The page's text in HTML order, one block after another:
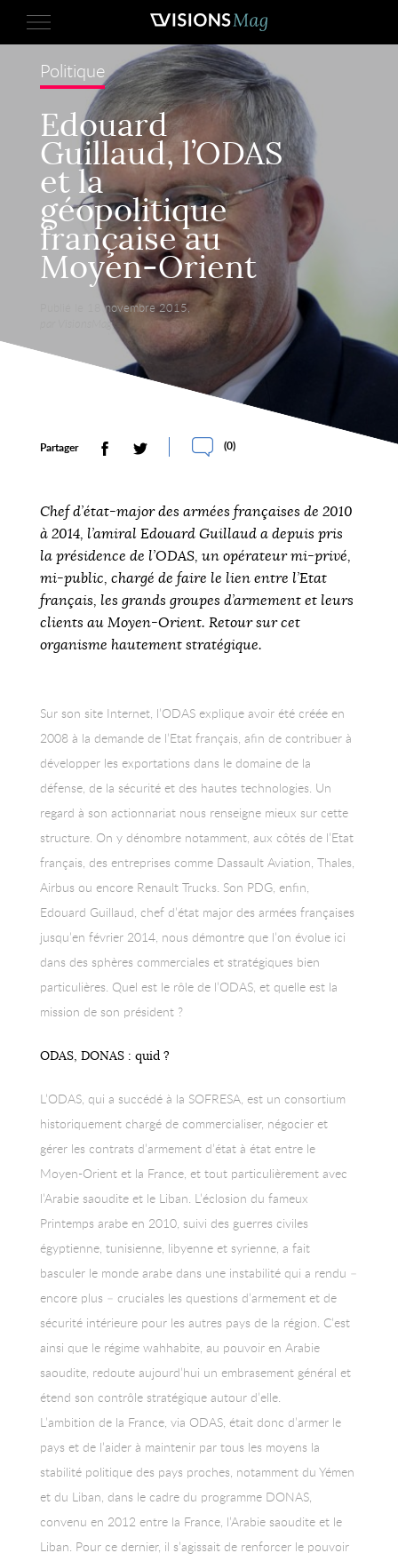
Politique
Edouard
Guillaud, l’ODAS
et la
géopolitique
française au
Moyen-Orient
Publié le 18 novembre 2015,
par VisionsMag.
Partager (0)
Chef d’état-major des armées françaises de 2010
à 2014, l’amiral Edouard Guillaud a depuis pris
la présidence de l’ODAS, un opérateur mi-privé,
mi-public, chargé de faire le lien entre l’Etat
français, les grands groupes d’armement et leurs
clients au Moyen-Orient. Retour sur cet
organisme hautement stratégique.
Sur son site Internet, l’ODAS explique avoir été créée en
2008 à la demande de l’Etat français, afin de contribuer à
développer les exportations dans le domaine de la
défense, de la sécurité et des hautes technologies. Un
regard à son actionnariat nous renseigne mieux sur cette
structure. On y dénombre notamment, aux côtés de l’Etat
français, des entreprises comme Dassault Aviation, Thales,
Airbus ou encore Renault Trucks. Son PDG, enfin,
Edouard Guillaud, chef d’état major des armées françaises
jusqu’en février 2014, nous démontre que l’on évolue ici
dans des sphères commerciales et stratégiques bien
particulières. Quel est le rôle de l’ODAS, et quelle est la
mission de son président ?
ODAS, DONAS : quid ?
L’ODAS, qui a succédé à la SOFRESA, est un consortium
historiquement chargé de commercialiser, négocier et
gérer les contrats d’armement d’état à état entre le
Moyen-Orient et la France, et tout particulièrement avec
l’Arabie saoudite et le Liban. L’éclosion du fameux
Printemps arabe en 2010, suivi des guerres civiles
égyptienne, tunisienne, libyenne et syrienne, a fait
basculer le monde arabe dans une instabilité qui a rendu –
encore plus – cruciales les questions d’armement et de
sécurité intérieure pour les autres pays de la région. C’est
ainsi que le régime wahhabite, au pouvoir en Arabie
saoudite, redoute aujourd’hui un embrasement général et
étend son contrôle stratégique autour d’elle.
L’ambition de la France, via ODAS, était donc d’armer le
pays et de l’aider à maintenir par tous les moyens la
stabilité politique des pays proches, notamment du Yémen
et du Liban, dans le cadre du programme DONAS,
convenu en 2012 entre la France, l’Arabie saoudite et le
Liban. Pour ce dernier, il s’agissait de renforcer le pouvoir